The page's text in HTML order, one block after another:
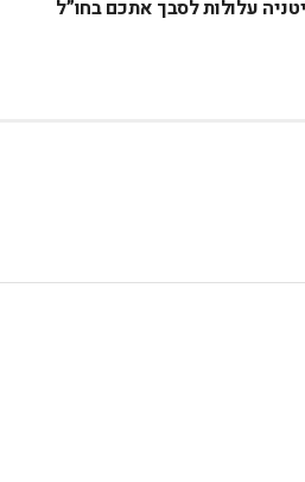
עלולות לסבך אתכם בחו”ל